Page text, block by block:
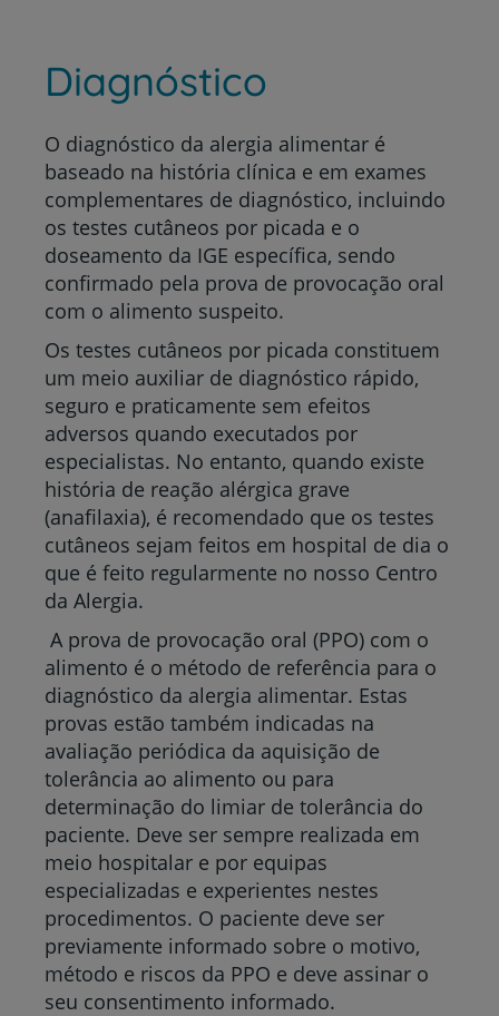
Diagnóstico
O diagnóstico da alergia alimentar é
baseado na história clínica e em exames
complementares de diagnóstico, incluindo
os testes cutâneos por picada e o
doseamento da IGE específica, sendo
confirmado pela prova de provocação oral
com o alimento suspeito.
Os testes cutâneos por picada constituem
um meio auxiliar de diagnóstico rápido,
seguro e praticamente sem efeitos
adversos quando executados por
especialistas. No entanto, quando existe
história de reação alérgica grave
(anafilaxia), é recomendado que os testes
cutâneos sejam feitos em hospital de dia o
que é feito regularmente no nosso Centro
da Alergia.
A prova de provocação oral (PPO) com o
alimento é o método de referência para o
diagnóstico da alergia alimentar. Estas
provas estão também indicadas na
avaliação periódica da aquisição de
tolerância ao alimento ou para
determinação do limiar de tolerância do
paciente. Deve ser sempre realizada em
meio hospitalar e por equipas
especializadas e experientes nestes
procedimentos. O paciente deve ser
previamente informado sobre o motivo,
método e riscos da PPO e deve assinar o
seu consentimento informado.